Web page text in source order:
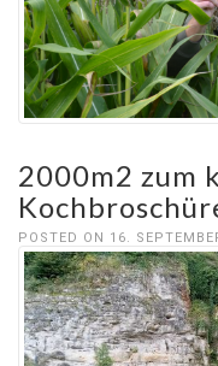
2000m2 zum
POSTED ON 16.